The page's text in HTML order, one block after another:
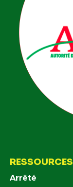
RESSOURCES
Arrêté